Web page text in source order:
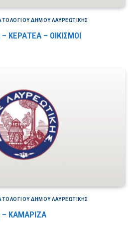
ΔΉΜΟΥ ΛΑΥΡΕΩΤΙΚΉΣ
ΚΕΡΑΤΕΑ – ΟΙΚΙΣΜΟΙ
ΔΉΜΟΥ ΛΑΥΡΕΩΤΙΚΉΣ
– ΚΑΜΑΡΙΖΑ